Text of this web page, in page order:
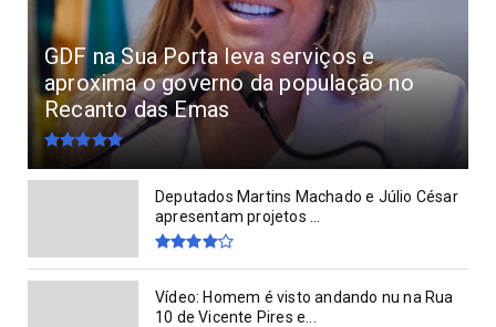
GDF na Sua Porta leva serviços e
aproxima o governo da população no
Recanto das Emas
Deputados Martins Machado e Júlio César
apresentam projetos ...
Vídeo: Homem é visto andando nu na Rua
10 de Vicente Pires e...